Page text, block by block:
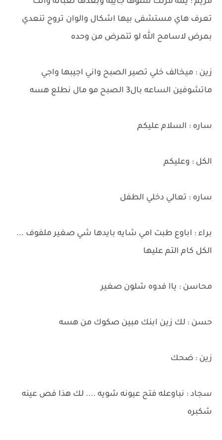
تعرف هاي مستشفى بيها اشكال والوان تروح تنعدي
بمرض لاسامح الله لو تتمرض من وحده
زين : ميخالف خلي تصير الصبح واني اجيبها واجي
ماتشوفين الساعه بال3 الصبح مو مال نطلع هسه
ساره : السلام عليكم
الكل : وعليكم
ساره : تعالي دخلي الطفل
براء : اباوع طبت امي شايه بايدها شي صغير ملفوف ...
الكل كام التم عليها
محاسن : ياا فدوه شلون صغير
حسن : لك زين ابنك مبين صكوك من هسه
زين : ضحك
سجاد : نباوعله فتح عيونه شويه .... لك هذا فص عينه
شكبره